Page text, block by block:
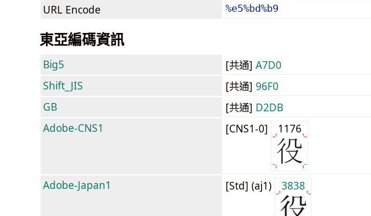
URL Encode %e5%bd%b9
東亞編碼資訊
Big5 [共通] A7D0
Shift_JIS
[共通] 96F0
GB
[共通] D2DB
Adobe-CNS1
[CNS1-0] 1176
Adobe-Japan1 [Std] (aj1) 3838